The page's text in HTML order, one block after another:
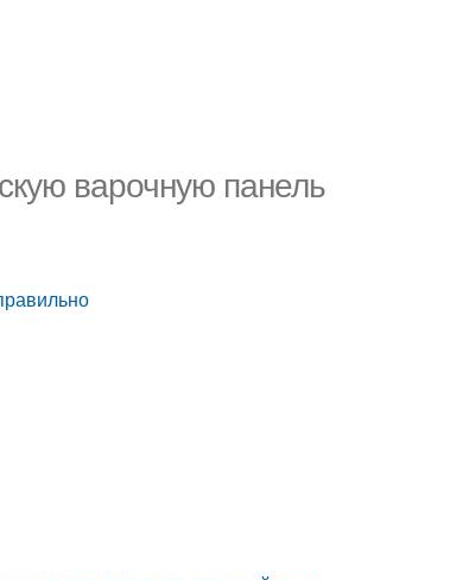
варочную панель